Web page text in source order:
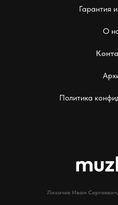
Гарантия
О
Политика
Лихачев Иван